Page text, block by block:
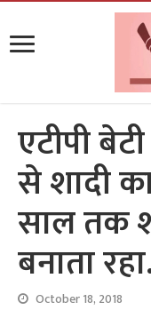
एटीपी
से शादी
साल तक
बनाता
October 18, 2018